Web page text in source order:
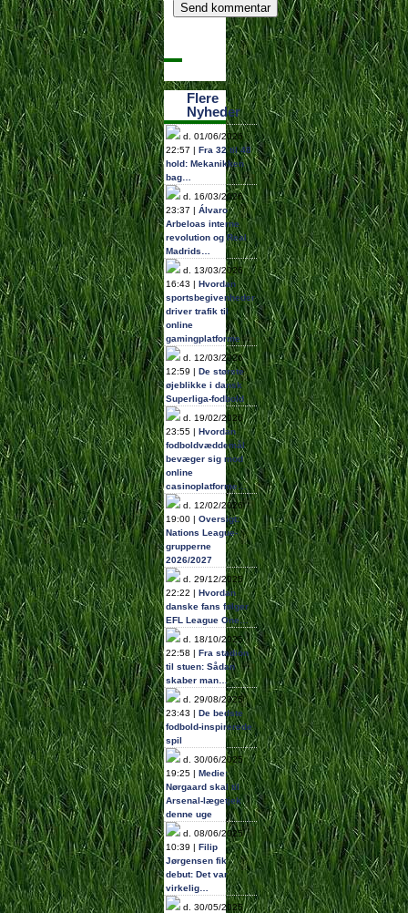
Flere
Nyheder
d. 01/06/2026
22:57 | Fra 32 til 48
hold: Mekanikken
bag…
d. 16/03/2026
23:37 | Álvaro
Arbeloas interne
revolution og Real
Madrids…
d. 13/03/2026
16:43 | Hvordan
sportsbegivenheder
driver trafik til
online
gamingplatforme
d. 12/03/2026
12:59 | De største
øjeblikke i dansk
Superliga-fodbold
d. 19/02/2026
23:55 | Hvordan
fodboldvæddemål
bevæger sig mod
online
casinoplatforme…
d. 12/02/2026
19:00 | Oversigt:
Nations League-
grupperne
2026/2027
d. 29/12/2025
22:22 | Hvordan
danske fans følger
EFL League One…
d. 18/10/2025
22:58 | Fra stadion
til stuen: Sådan
skaber man…
d. 29/08/2025
23:43 | De bedste
fodbold-inspirerede
spil
d. 30/06/2025
19:25 | Medie:
Nørgaard skal til
Arsenal-lægetjek
denne uge
d. 08/06/2025
10:39 | Filip
Jørgensen fik
debut: Det var
virkelig…
d. 30/05/2025